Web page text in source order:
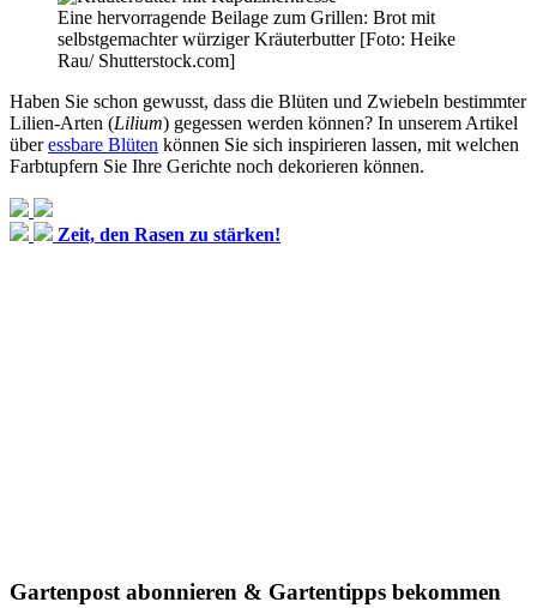
Eine hervorragende Beilage zum Grillen: Brot mit
selbstgemachter würziger Kräuterbutter [Foto: Heike
Rau/ Shutterstock.com]
Haben Sie schon gewusst, dass die Blüten und Zwiebeln bestimmter
Lilien-Arten (Lilium) gegessen werden können? In unserem Artikel
überessbare Blüten können Sie sich inspirieren lassen, mit welchen
Farbtupfern Sie Ihre Gerichte noch dekorieren können.
Zeit, den Rasen zu stärken!
Gartenpost abonnieren & Gartentipps bekommen